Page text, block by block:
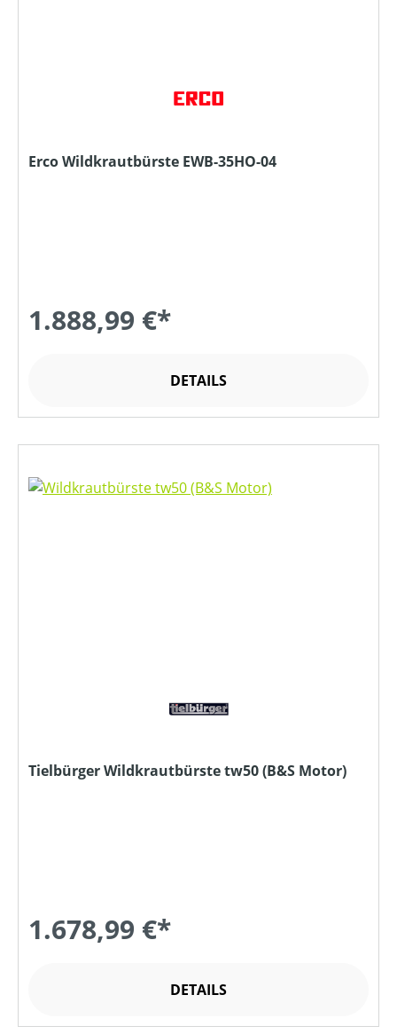
Erco Wildkrautbürste EWB-35HO-04
1.888,99 €*
DETAILS
Tielbürger Wildkrautbürste tw50 (B&S Motor)
1.678,99 €*
DETAILS